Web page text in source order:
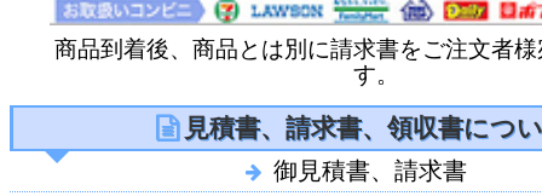
商品到着後、商品とは別に請求書をご注文者
す。
見積書、請求書、領収書につ
御見積書、請求書